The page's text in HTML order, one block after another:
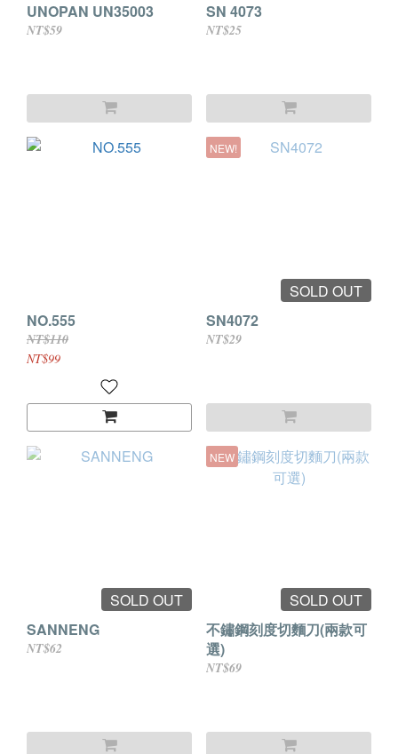
UNOPAN UN35003
NT$59
SN 4073
NT$25
NO.555
NT$110
NT$99
NEW!
SOLD OUT
SN4072
NT$29
SOLD OUT
SANNENG
NT$62
NEW
SOLD OUT
不鏽鋼刻度切麵刀(兩款可
選)
NT$69